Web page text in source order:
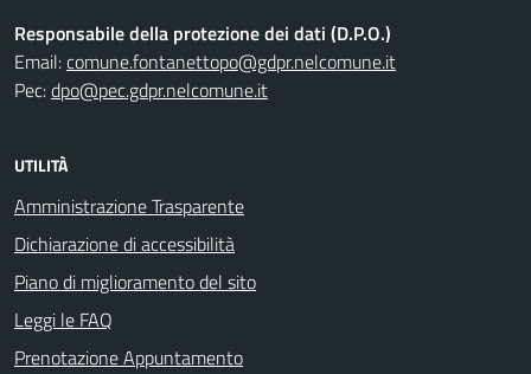
Responsabile della protezione dei dati (D.P.O.)
Email:comune.fontanettopo@gdpr.nelcomune.it
Pec:dpo@pec.gdpr.nelcomune.it
UTILITÀ
Amministrazione Trasparente
Dichiarazione di accessibilità
Piano di miglioramento del sito
Leggi le FAQ
Prenotazione Appuntamento